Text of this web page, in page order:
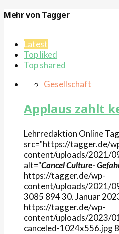
Mehr von Tagger
Latest
Top liked
Top shared
Gesellschaft
Applaus zahlt
Lehrredaktion Online
src="https://tagger.de/
content/uploads/2021/
alt="Cancel Culture-
https://tagger.de/wp-
content/uploads/2021/
3085 89430. Januar
https://tagger.de/wp-
content/uploads/2023/
canceled-1024x556.jpg